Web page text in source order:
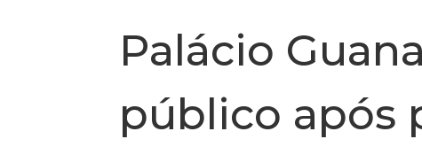
Palácio
público após